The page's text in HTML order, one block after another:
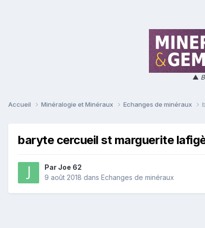
▲
Accueil Minéralogie et Minéraux Echanges de minéraux
baryte cercueil st marguerite
Par Joe 62
9 août 2018 dans Echanges de minéraux